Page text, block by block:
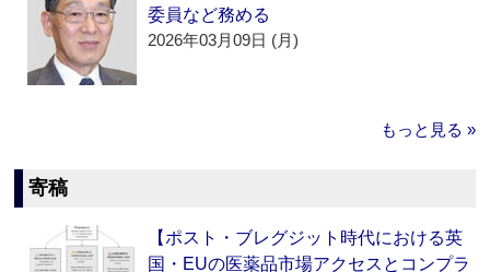
委員など務める
2026年03月09日 (月)
もっと見る »
寄稿
【ポスト・ブレグジット時代における英
国・EUの医薬品市場アクセスとコンプラ